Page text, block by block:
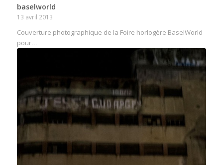
baselworld
13 avril 2013
Couverture photographique de la Foire horlogère BaselWorld
pour…